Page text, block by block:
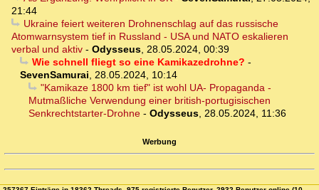
21:44
Ukraine feiert weiteren Drohnenschlag auf das russische
Atomwarnsystem tief in Russland - USA und NATO eskalieren
verbal und aktiv - Odysseus, 28.05.2024, 00:39
Wie schnell fliegt so eine Kamikazedrohne? -
SevenSamurai, 28.05.2024, 10:14
"Kamikaze 1800 km tief" ist wohl UA- Propaganda -
Mutmaßliche Verwendung einer british-portugisischen
Senkrechtstarter-Drohne - Odysseus, 28.05.2024, 11:36
Werbung